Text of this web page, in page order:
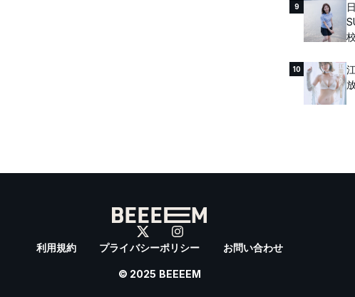
9
10
利用規約 プライバシーポリシー お問い合わせ
© 2025 BEEEEM